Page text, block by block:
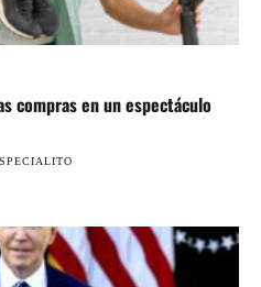
compras en un espectáculo